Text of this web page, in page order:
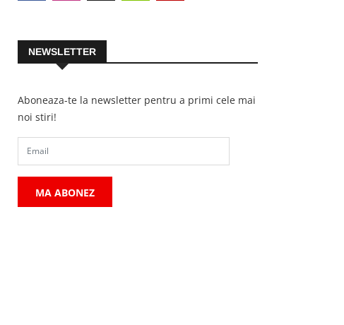
NEWSLETTER
Aboneaza-te la newsletter pentru a primi cele mai
noi stiri!
MA ABONEZ